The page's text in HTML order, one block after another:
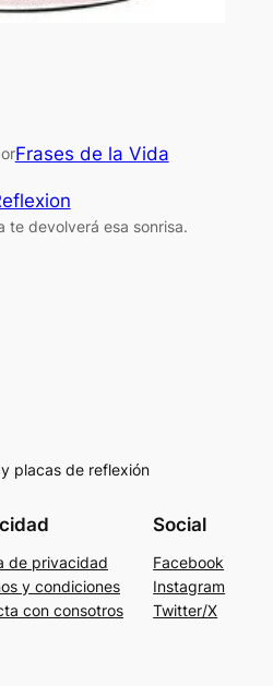
Frases de la Vida
te devolverá esa sonrisa.
placas de reflexión
de privacidad
y condiciones
con consotros
Social
Facebook
Instagram
Twitter/X